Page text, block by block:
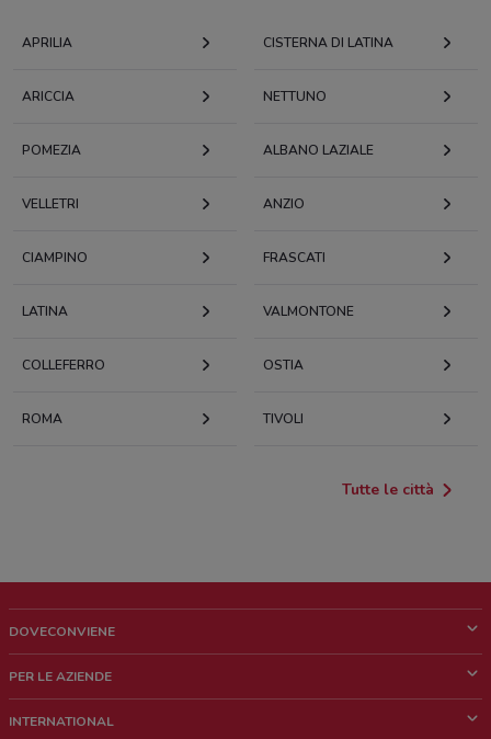
APRILIA CISTERNA DI LATINA
ARICCIA NETTUNO
POMEZIA ALBANO LAZIALE
VELLETRI ANZIO
CIAMPINO FRASCATI
LATINA VALMONTONE
COLLEFERRO OSTIA
ROMA TIVOLI
Tutte le città
DOVECONVIENE
Chi siamo
PER LE AZIENDE
INTERNATIONAL